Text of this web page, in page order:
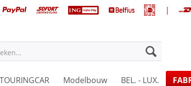
|
Modelbouw BEL. - LUX.